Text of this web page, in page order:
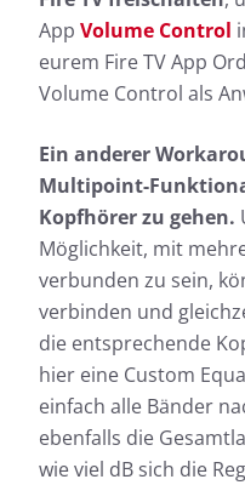
App Volume Control
eurem Fire TV App
Volume Control als
Ein anderer
Multipoint-
Kopfhörer zu gehen.
Möglichkeit, mit
verbunden zu sein,
verbinden und
die entsprechende
hier eine Custom
einfach alle Bänder
ebenfalls die
wie viel dB sich die